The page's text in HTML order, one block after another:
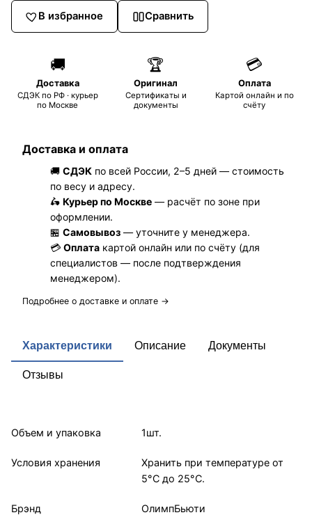
В избранное Сравнить
🚚
Доставка
СДЭК по РФ · курьер
по Москве
🏆
Оригинал
Сертификаты и
документы
💳
Оплата
Картой онлайн и по
счёту
Доставка и оплата
🚚 СДЭК по всей России, 2–5 дней — стоимость
по весу и адресу.
🛵 Курьер по Москве — расчёт по зоне при
оформлении.
🏪 Самовывоз — уточните у менеджера.
💳 Оплата картой онлайн или по счёту (для
специалистов — после подтверждения
менеджером).
Подробнее о доставке и оплате →
Характеристики Описание Документы
Отзывы
Объем и упаковка 1шт.
Условия хранения
Хранить при температуре от
5°С до 25°С.
Брэнд ОлимпБьюти